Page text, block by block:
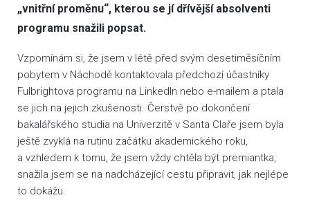
„vnitřní proměnu“, kterou se jí dřívější absolventi
programu snažili popsat.
Vzpomínám si, že jsem v létě před svým desetiměsíčním
pobytem v Náchodě kontaktovala předchozí účastníky
Fulbrightova programu na LinkedIn nebo e-mailem a ptala
se jich na jejich zkušenosti. Čerstvě po dokončení
bakalářského studia na Univerzitě v Santa Claře jsem byla
ještě zvyklá na rutinu začátku akademického roku,
a vzhledem k tomu, že jsem vždy chtěla být premiantka,
snažila jsem se na nadcházející cestu připravit, jak nejlépe
to dokážu.